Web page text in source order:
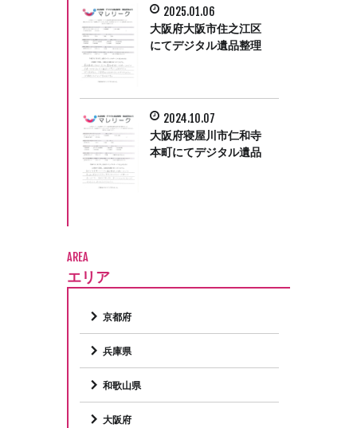
2025.01.06
大阪府大阪市住之江区
にてデジタル遺品整理
2024.10.07
大阪府寝屋川市仁和寺
本町にてデジタル遺品
AREA
エリア
京都府
兵庫県
和歌山県
大阪府